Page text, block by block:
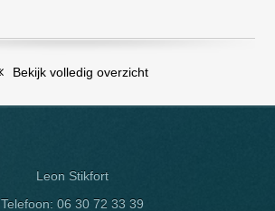
Bekijk volledig overzicht
Leon Stikfort
Telefoon: 06 30 72 33 39